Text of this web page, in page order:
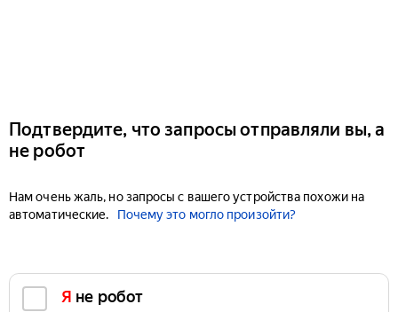
Подтвердите, что запросы отправляли вы, а
не робот
Нам очень жаль, но запросы с вашего устройства похожи на
автоматические.
Почему это могло произойти?
Я не робот